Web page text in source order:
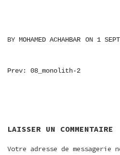
BY MOHAMED ACHAHBAR ON 1
NAVIGATION
Prev: 08_monolith-2
LAISSER UN COMMENTAIRE
Votre adresse de messagerie